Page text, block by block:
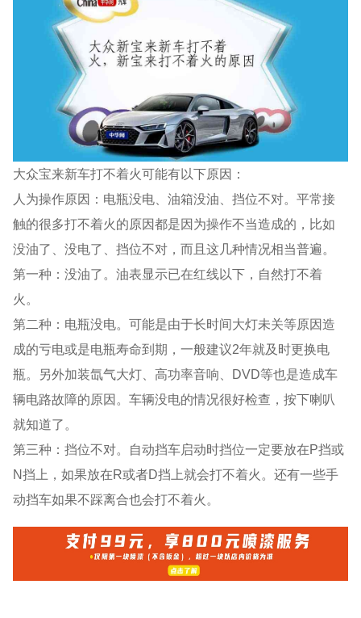
大众宝来新车打不着火可能有以下原因：
人为操作原因：电瓶没电、油箱没油、挡位不对。平常接
触的很多打不着火的原因都是因为操作不当造成的，比如
没油了、没电了、挡位不对，而且这几种情况相当普遍。
第一种：没油了。油表显示已在红线以下，自然打不着
火。
第二种：电瓶没电。可能是由于长时间大灯未关等原因造
成的亏电或是电瓶寿命到期，一般建议2年就及时更换电
瓶。另外加装氙气大灯、高功率音响、DVD等也是造成车
辆电路故障的原因。车辆没电的情况很好检查，按下喇叭
就知道了。
第三种：挡位不对。自动挡车启动时挡位一定要放在P挡或
N挡上，如果放在R或者D挡上就会打不着火。还有一些手
动挡车如果不踩离合也会打不着火。